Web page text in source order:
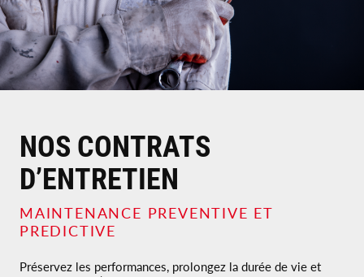
NOS CONTRATS
D’ENTRETIEN
MAINTENANCE PREVENTIVE ET
PREDICTIVE
Préservez les performances, prolongez la durée de vie et